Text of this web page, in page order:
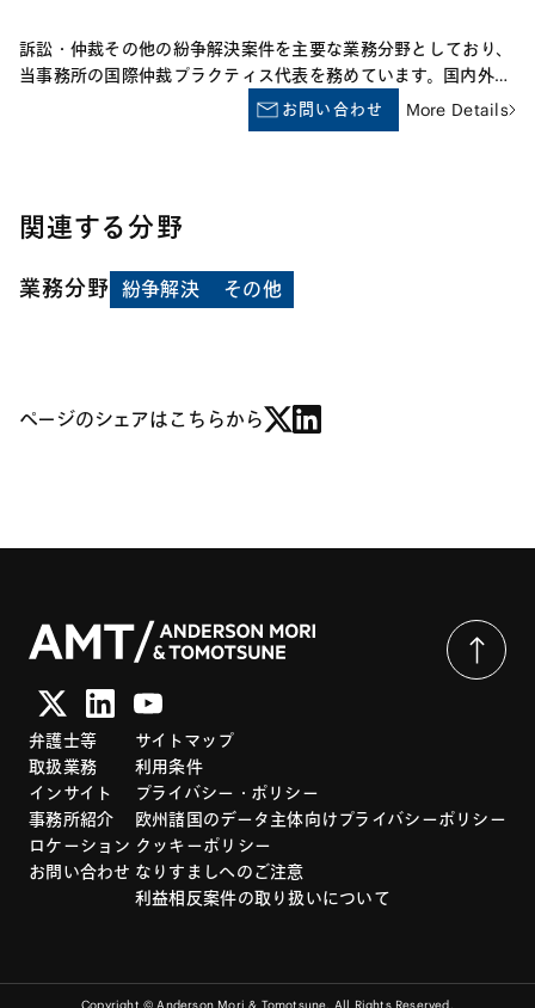
金融機関による厚生年金基金に対する過剰接待の調査の経験等を
活かして金融規制対応を助言しています。 【コンプライアン
ス】 国内外の規制当局による摘発を契機としたコンプライアン
スプログラムの改善支援、国内外の贈賄規制、競争法等のコンプ
訴訟・仲裁その他の紛争解決案件を主要な業務分野としており、
当事務所の国際仲裁プラクティス代表を務めています。国内外の
企業を代理して、企業間商取引、ジョイントベンチャー、建設・
インフラプロジェクト、販売店・代理店契約、ライセンス、金融
解決国際センター（AAA-ICDR）、シンガポール国際仲裁センタ
規則による国際仲裁事件や国際訴訟事件において、多くの国内外
の企業の代理人を務めています。さらに、JCAA、KCAB
て国際仲裁分野のleading lawyerとして選出されたほか、
バイスを行っているほか、企業法務一般について幅広く取り扱っ
お問い合わせ More Details
関連する分野
業務分野 紛争解決 その他
ページのシェアはこちらから
弁護士等
取扱業務
インサイト
事務所紹介
ロケーション
お問い合わせ
サイトマップ
利用条件
プライバシー・ポリシー
欧州諸国のデータ主体向けプライバシーポリシー
クッキーポリシー
なりすましへのご注意
利益相反案件の取り扱いについて
Copyright © Anderson Mori & Tomotsune. All Rights Reserved.